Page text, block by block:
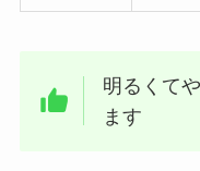
明るくて
ます